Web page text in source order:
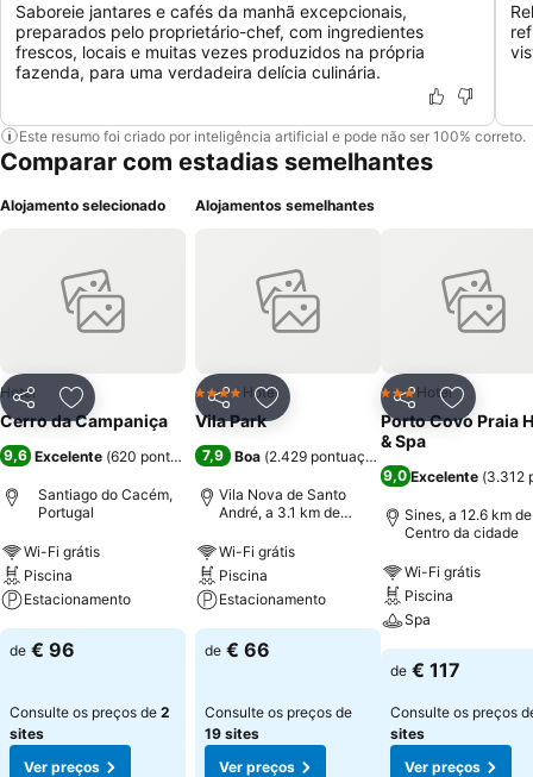
Saboreie jantares e cafés da manhã excepcionais,
preparados pelo proprietário-chef, com ingredientes
frescos, locais e muitas vezes produzidos na própria
fazenda, para uma verdadeira delícia culinária.
Este resumo foi criado por inteligência artificial e pode não ser 100% correto.
Comparar com estadias semelhantes
Alojamento selecionado
PartilharAdicionar aos favoritos
Hotel
Cerro da Campaniça
9,6 Excelente (620 pontuações)
Santiago do Cacém,
Portugal
Wi-Fi grátis
Piscina
Estacionamento
de € 96
Consulte os preços de 2
sites
Ver preços
Alojamentos semelhantes
PartilharAdicionar aos favoritos
4 EstrelasHotel
Vila Park
7,9 Boa (2.429 pontuações
Vila Nova de Santo
André, a 3.1 km de
Wi-Fi grátis
Piscina
Estacionamento
de € 66
Consulte os preços de
19 sites
Ver preços
Partilhar
3 Estrelas
Hotel
Porto Covo Praia
& Spa
9,0 Excelente (3.312
Sines, a 12.6 km de
Centro da cidade
Wi-Fi grátis
Piscina
Spa
de € 117
Consulte os preços
sites
Ver preços